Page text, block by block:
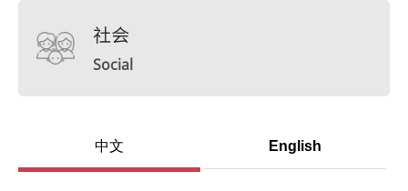
社会
Social
中文 English